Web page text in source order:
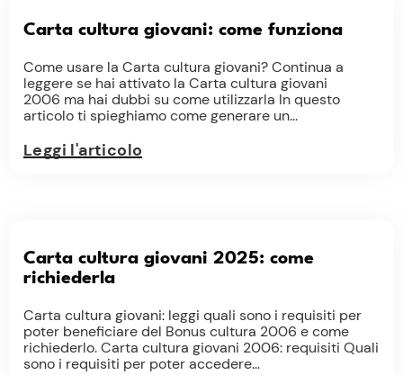
Carta cultura giovani: come funziona
Come usare la Carta cultura giovani? Continua a
leggere se hai attivato la Carta cultura giovani
2006 ma hai dubbi su come utilizzarla In questo
articolo ti spieghiamo come generare un...
Leggi l'articolo
Carta cultura giovani 2025: come
richiederla
Carta cultura giovani: leggi quali sono i requisiti per
poter beneficiare del Bonus cultura 2006 e come
richiederlo. Carta cultura giovani 2006: requisiti Quali
sono i requisiti per poter accedere...